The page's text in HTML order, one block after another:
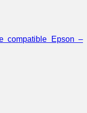
compatible Epson –